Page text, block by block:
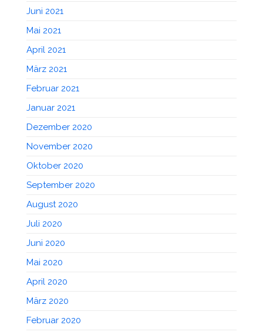
Juni 2021
Mai 2021
April 2021
März 2021
Februar 2021
Januar 2021
Dezember 2020
November 2020
Oktober 2020
September 2020
August 2020
Juli 2020
Juni 2020
Mai 2020
April 2020
März 2020
Februar 2020